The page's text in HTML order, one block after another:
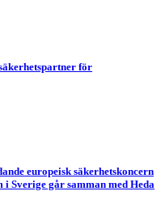
för
europeisk säkerhetskoncern
Sverige går samman med Heda